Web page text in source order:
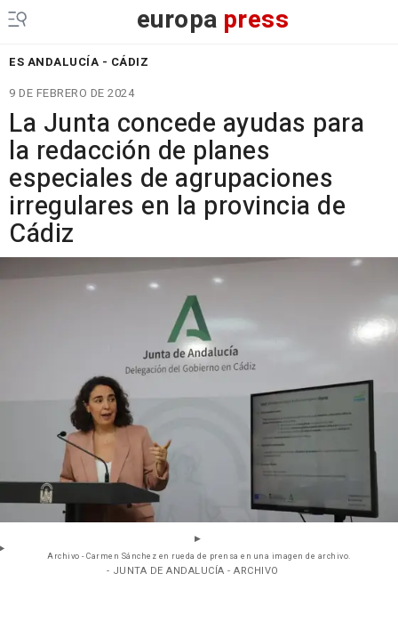
europa press
ES ANDALUCÍA - CÁDIZ
9 DE FEBRERO DE 2024
La Junta concede ayudas para
la redacción de planes
especiales de agrupaciones
irregulares en la provincia de
Cádiz
Archivo - Carmen Sánchez en rueda de prensa en una imagen de archivo.
- JUNTA DE ANDALUCÍA - ARCHIVO